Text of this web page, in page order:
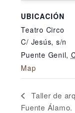
UBICACIÓN
Teatro Circo
C/ Jesús, s/n
Puente Genil,
Map
Taller de
Fuente Álamo.